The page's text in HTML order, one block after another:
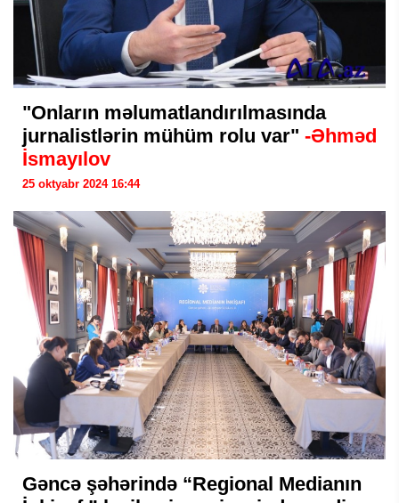
"Onların məlumatlandırılmasında
jurnalistlərin mühüm rolu var" -Əhməd
İsmayılov
25 oktyabr 2024 16:44
Gəncə şəhərində “Regional Medianın